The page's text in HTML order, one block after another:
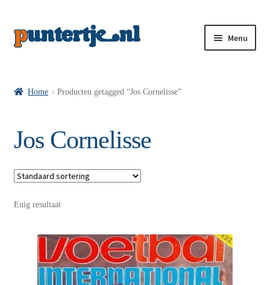
Menu
VI’s met Posters
Wie is puntertje
Home Producten getagged “Jos Cornelisse”
Jos Cornelisse
Enig resultaat